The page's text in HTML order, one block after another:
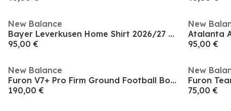
New Balance
Bayer Leverkusen Home Shirt 2026/27 Mens
95,00 €
New
Atalanta
95,00 €
New Balance
Furon V7+ Pro Firm Ground Football Boots
190,00 €
New
75,00 €